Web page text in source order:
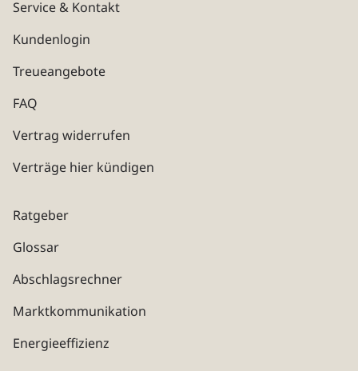
Service & Kontakt
Kundenlogin
Treueangebote
FAQ
Vertrag widerrufen
Verträge hier kündigen
Ratgeber
Glossar
Abschlagsrechner
Marktkommunikation
Energieeffizienz